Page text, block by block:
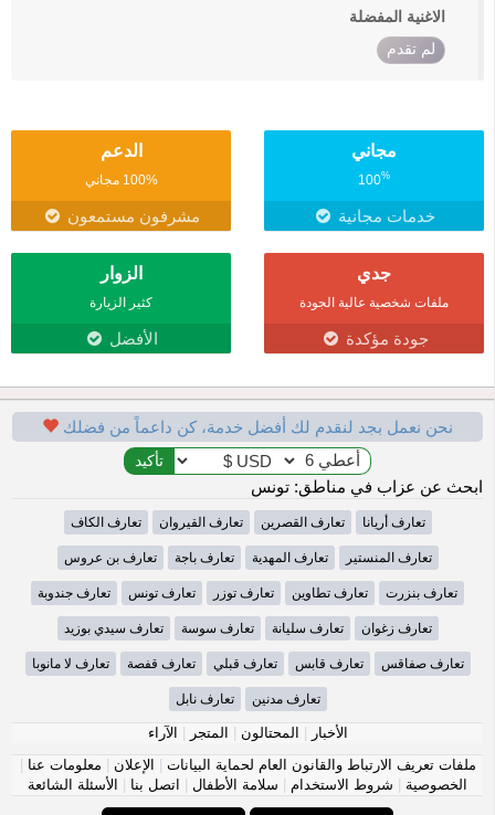
الاغنية المفضلة
لم تقدم
مجاني
100%
خدمات مجانية
الدعم
100% مجاني
مشرفون مستمعون
جدي
ملفات شخصية عالية الجودة
جودة مؤكدة
الزوار
كثير الزيارة
الأفضل
نحن نعمل بجد لنقدم لك أفضل خدمة، كن داعماً من فضلك
ابحث عن عزاب في مناطق: تونس
تعارف أريانا تعارف القصرين تعارف القيروان تعارف الكاف
تعارف المنستير تعارف المهدية تعارف باجة تعارف بن عروس
تعارف بنزرت تعارف تطاوين تعارف توزر تعارف تونس تعارف جندوبة
تعارف زغوان تعارف سليانة تعارف سوسة تعارف سيدي بوزيد
تعارف صفاقس تعارف قابس تعارف قبلي تعارف قفصة تعارف لا مانوبا
تعارف مدنين تعارف نابل
الأخبار | المحتالون | المتجر | الآراء
ملفات تعريف الارتباط والقانون العام لحماية البيانات | الإعلان | معلومات عنا |
الخصوصية | شروط الاستخدام | سلامة الأطفال | اتصل بنا | الأسئلة الشائعة